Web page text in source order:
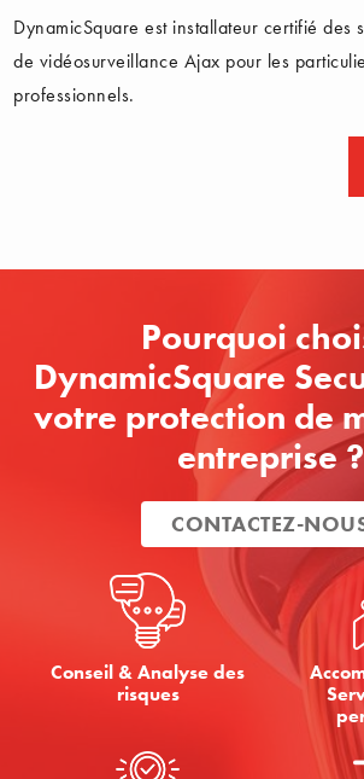
DynamicSquare est installateur certifié des
de vidéosurveillance Ajax pour les
professionnels.
Pourquoi
DynamicSquare
votre protection de
entreprise ?
CONTACTEZ-
Conseil & Analyse des
risques